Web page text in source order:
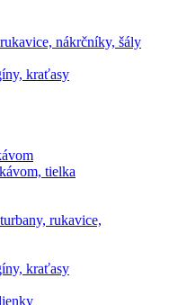
nákrčníky, šály
kraťasy
tielka
rukavice,
kraťasy